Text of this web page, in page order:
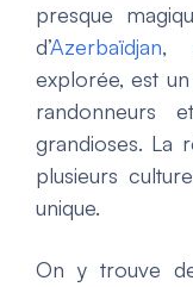
presque
d’Azerbaïdjan,
explorée, est
randonneurs
grandioses. La
plusieurs
unique.
On y trouve